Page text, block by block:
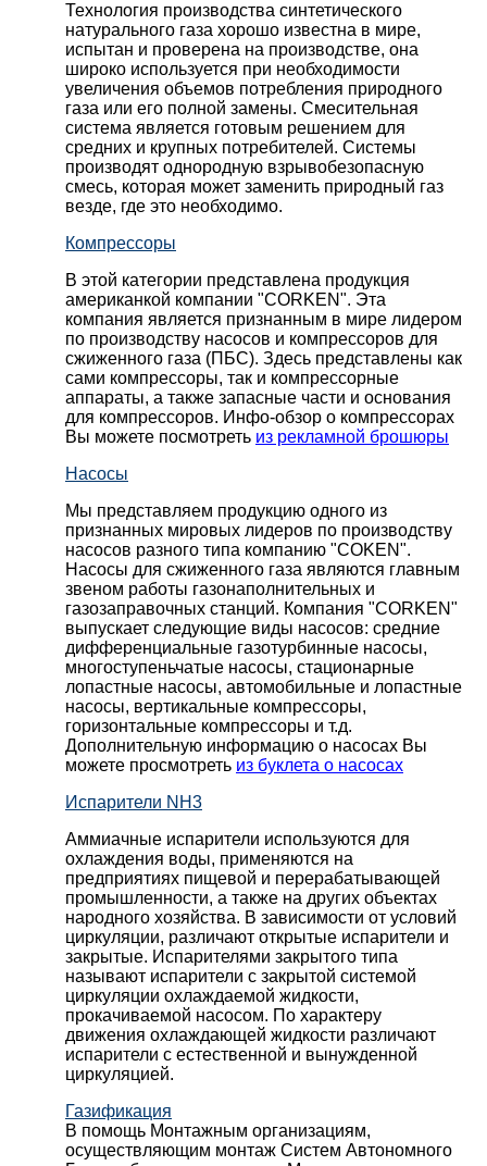
Технология производства синтетического
натурального газа хорошо известна в мире,
испытан и проверена на производстве, она
широко используется при необходимости
увеличения объемов потребления природного
газа или его полной замены. Смесительная
система является готовым решением для
средних и крупных потребителей. Системы
производят однородную взрывобезопасную
смесь, которая может заменить природный газ
везде, где это необходимо.
Компрессоры
В этой категории представлена продукция
американкой компании "CORKEN". Эта
компания является признанным в мире лидером
по производству насосов и компрессоров для
сжиженного газа (ПБС). Здесь представлены как
сами компрессоры, так и компрессорные
аппараты, а также запасные части и основания
для компрессоров. Инфо-обзор о компрессорах
Вы можете посмотреть из рекламной брошюры
Насосы
Мы представляем продукцию одного из
признанных мировых лидеров по производству
насосов разного типа компанию "COKEN".
Насосы для сжиженного газа являются главным
звеном работы газонаполнительных и
газозаправочных станций. Компания "CORKEN"
выпускает следующие виды насосов: cредние
дифференциальные газотурбинные насосы,
многоступеньчатые насосы, стационарные
лопастные насосы, автомобильные и лопaстные
насосы, вертикальные компрессоры,
горизонтальные компрессоры и т.д.
Дополнительную информацию о насосах Вы
можете просмотреть из буклета о насосах
Испарители NH3
Аммиачные испарители используются для
охлаждения воды, применяются на
предприятиях пищевой и перерабатывающей
промышленности, а также на других объектах
народного хозяйства. В зависимости от условий
циркуляции, различают открытые испарители и
закрытые. Испарителями закрытого типа
называют испарители с закрытой системой
циркуляции охлаждаемой жидкости,
прокачиваемой насосом. По характеру
движения охлаждающей жидкости различают
испарители с естественной и вынужденной
циркуляцией.
Газификация
В помощь Монтажным организациям,
осуществляющим монтаж Систем Автономного